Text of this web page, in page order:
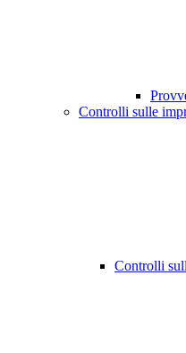
Controlli sulle
Controlli